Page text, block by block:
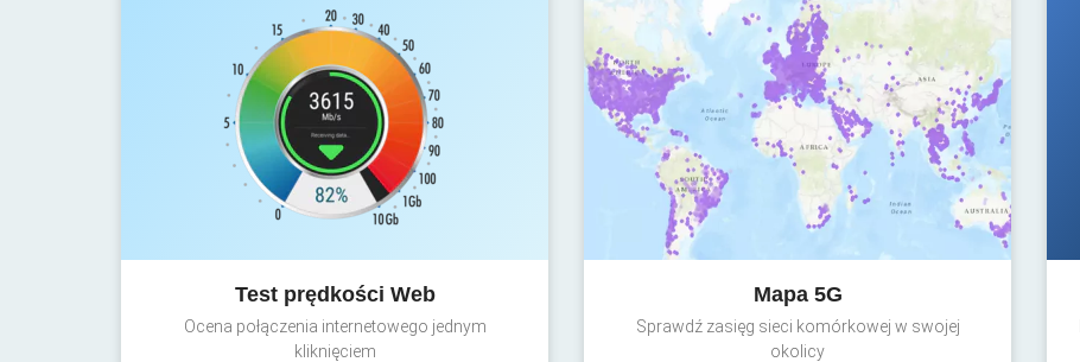
Test prędkości Web
Ocena połączenia internetowego jednym
kliknięciem
Mapa 5G
Sprawdź zasięg sieci komórkowej w swojej
okolicy